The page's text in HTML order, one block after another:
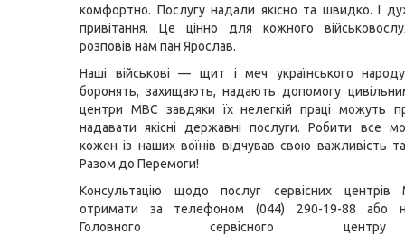
комфортно. Послугу надали якісно та швидко. І
привітання. Це цінно для кожного
розповів нам пан Ярослав.
Наші військові — щит і меч українського
боронять, захищають, надають допомогу
центри МВС завдяки їх нелегкій праці можуть
надавати якісні державні послуги. Робити все
кожен із наших воїнів відчував свою важливість
Разом до Перемоги!
Консультацію щодо послуг сервісних
отримати за телефоном (044) 290-19-88 або
Головного сервісного